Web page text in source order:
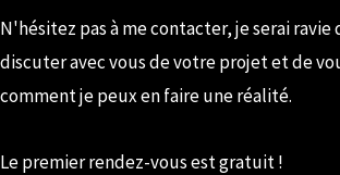
N'hésitez pas à me contacter, je serai ravie
discuter avec vous de votre projet et de
comment je peux en faire une réalité.
Le premier rendez-vous est gratuit !